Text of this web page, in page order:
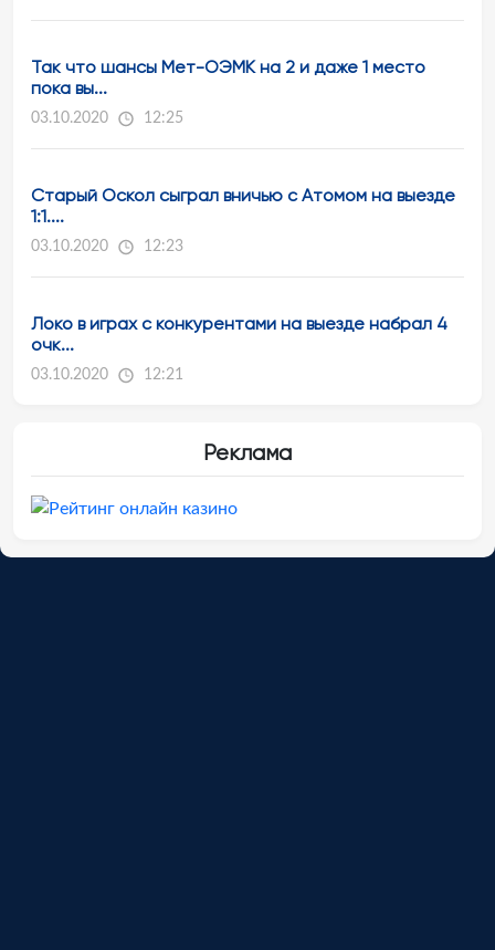
Так что шансы Мет-ОЭМК на 2 и даже 1 место
пока вы...
03.10.2020 12:25
Старый Оскол сыграл вничью с Атомом на выезде
1:1....
03.10.2020 12:23
Локо в играх с конкурентами на выезде набрал 4
очк...
03.10.2020 12:21
Реклама